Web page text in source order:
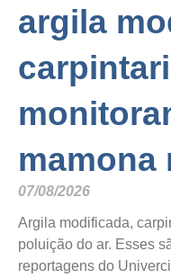
argila
mamona
07/08/2026
Argila modificada,
poluição do ar. Esses
reportagens do